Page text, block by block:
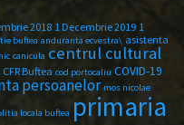
2018 1 Decembrie 2019 1
buftea anduranta ecvestra\ asistenta
canicula centrul cultural
CFR Buftea cod portocaliu COVID-19
persoanelor mos nicolae
locala buftea primaria